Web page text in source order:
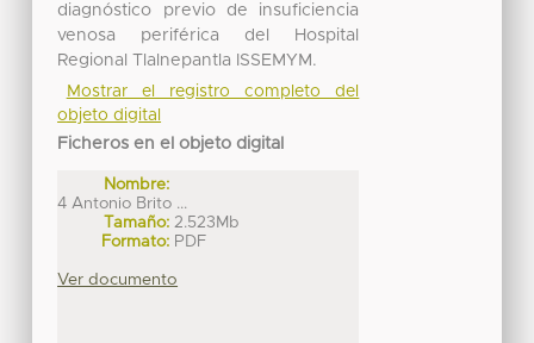
diagnóstico previo de insuficiencia
venosa periférica del Hospital
Regional Tlalnepantla ISSEMYM.
Mostrar el registro completo del
objeto digital
Ficheros en el objeto digital
Nombre:
4 Antonio Brito ...
Tamaño: 2.523Mb
Formato: PDF
Ver documento